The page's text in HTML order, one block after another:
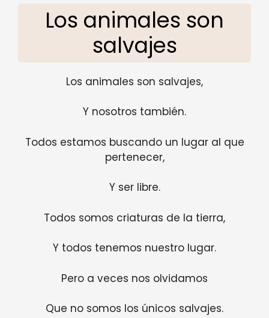
Los animales son
salvajes
Los animales son salvajes,
Y nosotros también.
Todos estamos buscando un lugar al que
pertenecer,
Y ser libre.
Todos somos criaturas de la tierra,
Y todos tenemos nuestro lugar.
Pero a veces nos olvidamos
Que no somos los únicos salvajes.